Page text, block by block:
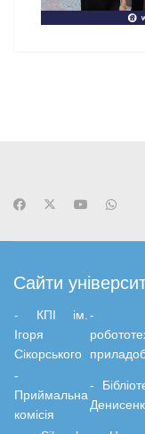
Сайти
- КПІ ім.
Ігоря
Сікорського
-
-
Приймальна
комісія
-